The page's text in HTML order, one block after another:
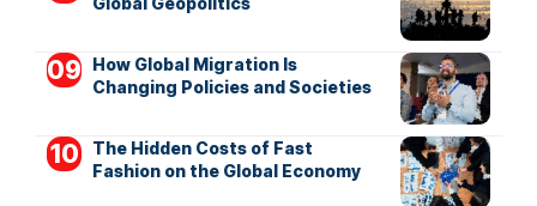
How Global Migration Is
Changing Policies and Societies
The Hidden Costs of Fast
Fashion on the Global Economy